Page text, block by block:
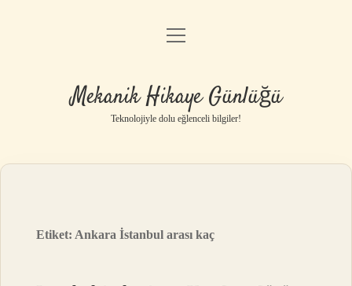
Anasayfa
Yasal Uyarı
menüyü
Mekanik Hikaye Günlüğü
Teknolojiyle dolu eğlenceli bilgiler!
Etiket: Ankara İstanbul arası kaç